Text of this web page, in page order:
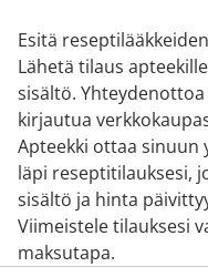
Esitä
Lähetä tilaus
sisältö.
kirjautua
Apteekki ottaa sinuun
läpi reseptitilauksesi,
sisältö ja hinta
Viimeistele tilauksesi
maksutapa.